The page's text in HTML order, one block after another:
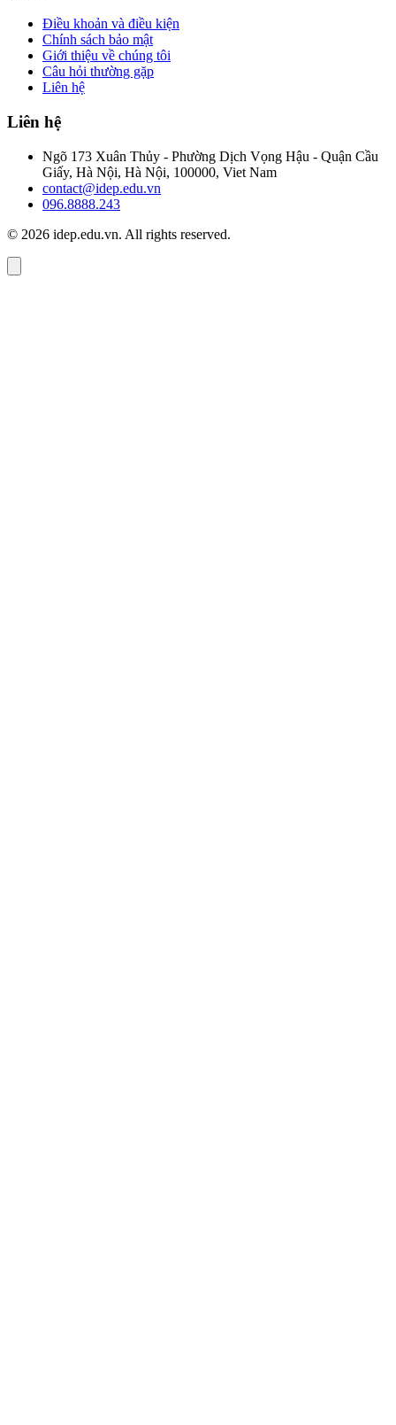
Điều khoản và điều kiện
Chính sách bảo mật
Giới thiệu về chúng tôi
Câu hỏi thường gặp
Liên hệ
Liên hệ
Ngõ 173 Xuân Thủy - Phường Dịch Vọng Hậu - Quận Cầu
Giấy, Hà Nội, Hà Nội, 100000, Viet Nam
contact@idep.edu.vn
096.8888.243
© 2026 idep.edu.vn. All rights reserved.